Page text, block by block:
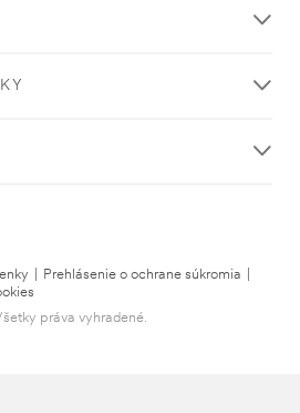
Prehlásenie o ochrane súkromia
práva vyhradené.